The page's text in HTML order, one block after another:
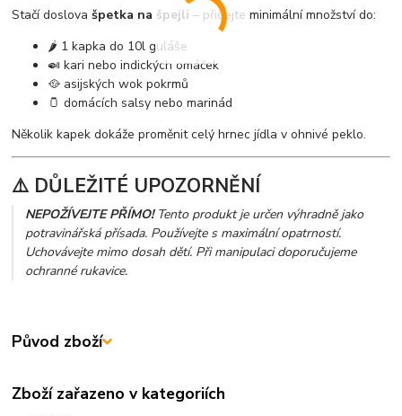
Stačí doslovašpetka na špejli – přidejte minimální množství do:
🌶️ 1 kapka do 10l guláše
🍛 kari nebo indických omáček
🥘 asijských wok pokrmů
🫙 domácích salsy nebo marinád
Několik kapek dokáže proměnit celý hrnec jídla v ohnivé peklo.
⚠️ DŮLEŽITÉ UPOZORNĚNÍ
NEPOŽÍVEJTE PŘÍMO!Tento produkt je určen výhradně jako
potravinářská přísada. Používejte s maximální opatrností.
Uchovávejte mimo dosah dětí. Při manipulaci doporučujeme
ochranné rukavice.
Původ zboží
Zboží zařazeno v kategoriích